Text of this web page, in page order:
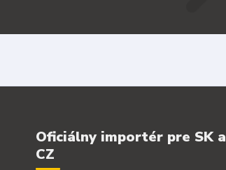
Oficiálny importér pre SK a
CZ